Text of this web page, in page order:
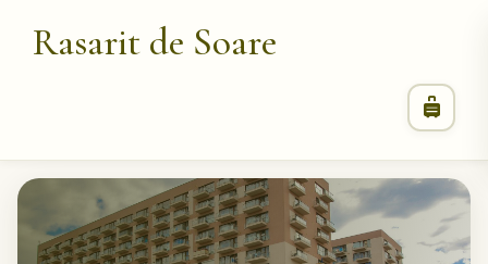
Rasarit de Soare